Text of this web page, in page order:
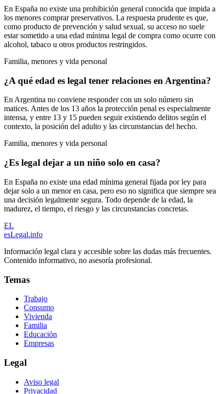
En España no existe una prohibición general conocida que impida a
los menores comprar preservativos. La respuesta prudente es que,
como producto de prevención y salud sexual, su acceso no suele
estar sometido a una edad mínima legal de compra como ocurre con
alcohol, tabaco u otros productos restringidos.
Familia, menores y vida personal
¿A qué edad es legal tener relaciones en Argentina?
En Argentina no conviene responder con un solo número sin
matices. Antes de los 13 años la protección penal es especialmente
intensa, y entre 13 y 15 pueden seguir existiendo delitos según el
contexto, la posición del adulto y las circunstancias del hecho.
Familia, menores y vida personal
¿Es legal dejar a un niño solo en casa?
En España no existe una edad mínima general fijada por ley para
dejar solo a un menor en casa, pero eso no significa que siempre sea
una decisión legalmente segura. Todo depende de la edad, la
madurez, el tiempo, el riesgo y las circunstancias concretas.
EL
esLegal.info
Información legal clara y accesible sobre las dudas más frecuentes.
Contenido informativo, no asesoría profesional.
Temas
Trabajo
Consumo
Vivienda
Familia
Educación
Empresas
Legal
Aviso legal
Privacidad